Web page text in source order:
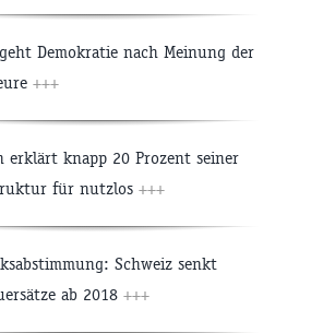
Demokratie nach Meinung der
+++
erklärt knapp 20 Prozent seiner
für nutzlos +++
Schweiz senkt
ab 2018 +++